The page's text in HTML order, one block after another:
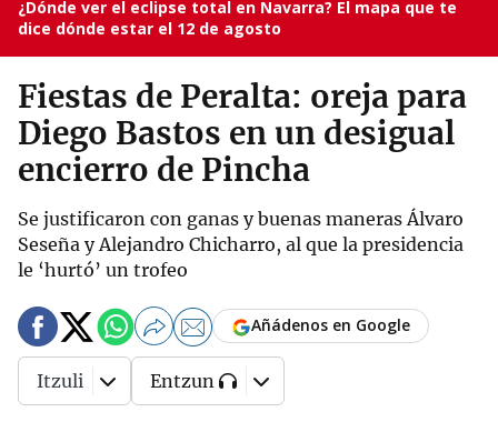
¿Dónde ver el eclipse total en Navarra? El mapa que te
dice dónde estar el 12 de agosto
Fiestas de Peralta: oreja para
Diego Bastos en un desigual
encierro de Pincha
Se justificaron con ganas y buenas maneras Álvaro
Seseña y Alejandro Chicharro, al que la presidencia
le ‘hurtó’ un trofeo
Añádenos en Google
Itzuli Entzun